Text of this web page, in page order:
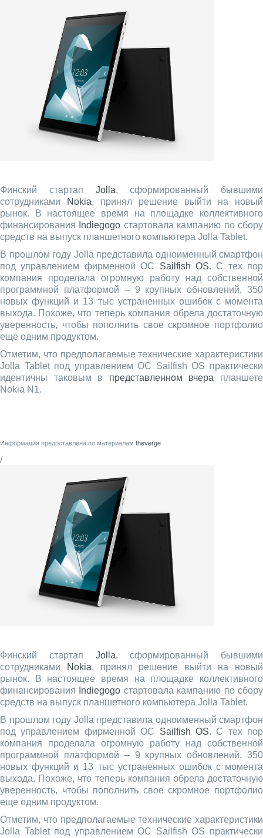
Финский стартап Jolla, сформированный бывшими
сотрудниками
Nokia, принял решение выйти на новый
рынок. В настоящее время на площадке коллективного
финансирования
Indiegogo стартовала кампанию по сбору
средств на выпуск планшетного компьютера Jolla Tablet.
В прошлом году Jolla представила одноименный смартфон
под управлением фирменной ОС Sailfish OS. С тех пор
компания проделала огромную работу над собственной
программной платформой – 9 крупных обновлений, 350
новых функций и 13 тыс устраненных ошибок с момента
выхода. Похоже, что теперь компания обрела достаточную
уверенность, чтобы пополнить свое скромное портфолио
еще одним продуктом.
Отметим, что предполагаемые технические характеристики
Jolla Tablet под управлением ОС Sailfish OS практически
идентичны таковым в представленном вчера планшете
Nokia N1.
Информация предоставлена по материалам theverge
/
Финский стартап Jolla, сформированный бывшими
сотрудниками
Nokia, принял решение выйти на новый
рынок. В настоящее время на площадке коллективного
финансирования
Indiegogo стартовала кампанию по сбору
средств на выпуск планшетного компьютера Jolla Tablet.
В прошлом году Jolla представила одноименный смартфон
под управлением фирменной ОС Sailfish OS. С тех пор
компания проделала огромную работу над собственной
программной платформой – 9 крупных обновлений, 350
новых функций и 13 тыс устраненных ошибок с момента
выхода. Похоже, что теперь компания обрела достаточную
уверенность, чтобы пополнить свое скромное портфолио
еще одним продуктом.
Отметим, что предполагаемые технические характеристики
Jolla Tablet под управлением ОС Sailfish OS практически